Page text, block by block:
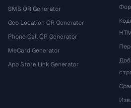
SMS QR Generator
Geo Location QR Generator
Phone Call QR Generator
MeCard Generator
App Store Link Generator